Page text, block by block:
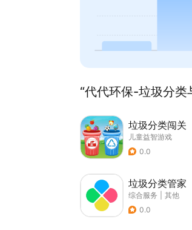
“代代环保-垃圾分
垃圾分类闯关
儿童益智游戏
0.0
垃圾分类管家
综合服务
其他
0.0